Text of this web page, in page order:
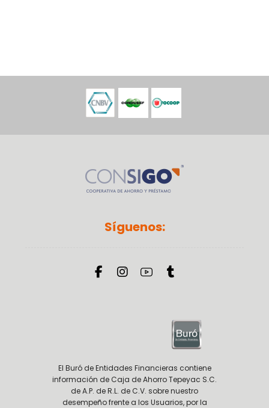
Síguenos:
El Buró de Entidades Financieras contiene
información de Caja de Ahorro Tepeyac S.C.
de A.P. de R.L. de C.V. sobre nuestro
desempeño frente a los Usuarios, por la